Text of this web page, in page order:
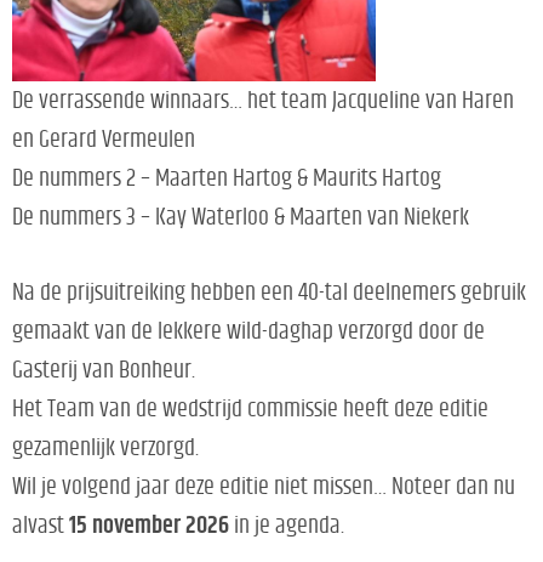
De verrassende winnaars… het team Jacqueline van Haren
en Gerard Vermeulen
De nummers 2 – Maarten Hartog & Maurits Hartog
De nummers 3 – Kay Waterloo & Maarten van Niekerk
Na de prijsuitreiking hebben een 40-tal deelnemers gebruik
gemaakt van de lekkere wild-daghap verzorgd door de
Gasterij van Bonheur.
Het Team van de wedstrijd commissie heeft deze editie
gezamenlijk verzorgd.
Wil je volgend jaar deze editie niet missen… Noteer dan nu
alvast 15 november 2026 in je agenda.